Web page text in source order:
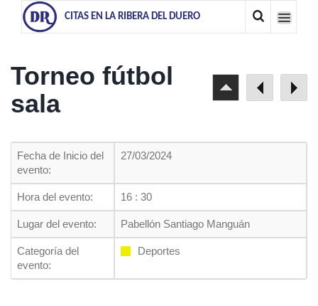
CITAS EN LA RIBERA DEL DUERO
Torneo fútbol
sala
Fecha de Inicio del
evento:
27/03/2024
Hora del evento: 16 : 30
Lugar del evento: Pabellón Santiago Manguán
Categoría del
evento:
Deportes